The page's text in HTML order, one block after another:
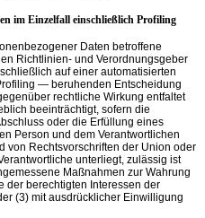
im Einzelfall einschließlich Profiling
Daten betroffene
Richtlinien- und Verordnungsgeber
auf einer automatisierten
— beruhenden Entscheidung
rechtliche Wirkung entfaltet
beeinträchtigt, sofern die
oder die Erfüllung eines
Person und dem Verantwortlichen
von Rechtsvorschriften der Union oder
unterliegt, zulässig ist
Maßnahmen zur Wahrung
der berechtigten Interessen der
(3) mit ausdrücklicher Einwilligung